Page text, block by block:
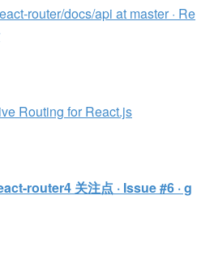
router/docs/api at master · Re
Routing for React.js
router4 关注点 · Issue #6 · g